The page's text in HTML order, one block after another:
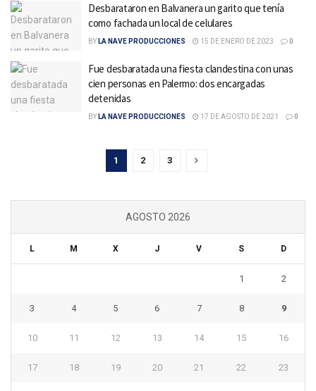
Desbarataron en Balvanera un garito que tenía
como fachada un local de celulares
BY LA NAVE PRODUCCIONES 15 DE ENERO DE 2023 0
Fue desbaratada una fiesta clandestina con unas
cien personas en Palermo: dos encargadas
detenidas
BY LA NAVE PRODUCCIONES 17 DE AGOSTO DE 2021 0
1 2 3
AGOSTO 2026
L M X J V S D
1 2
3 4 5 6 7 8 9
10 11 12 13 14 15 16
17 18 19 20 21 22 23